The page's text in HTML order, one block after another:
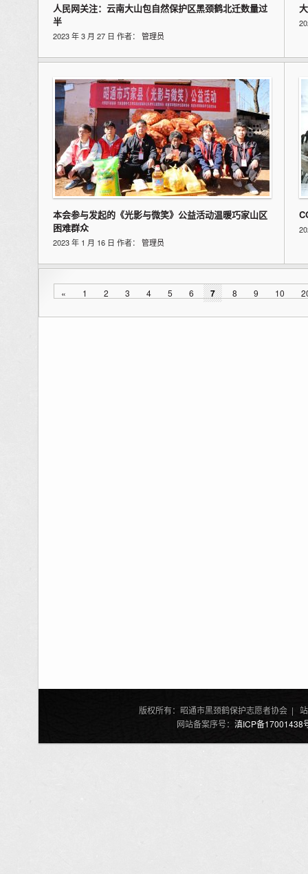
人民网关注：云南大山包自然保护区黑颈鹤北迁数量过
半
2023 年 3 月 27 日 作者： 管理员
本会参与发起的《光影与微笑》公益活动温暖巧家山区
困难群众
2023 年 1 月 16 日 作者： 管理员
« 1 2 3 4 5 6 7 8 9 10
版权所有：昭通市黑颈鹤保护志愿者协会 |
网站备案序号： 滇ICP备17001438